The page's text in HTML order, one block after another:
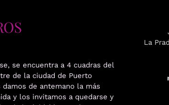
se encuentra a 4 cuadras del
de la ciudad de Puerto
damos de antemano la más
y los invitamos a quedarse y
La